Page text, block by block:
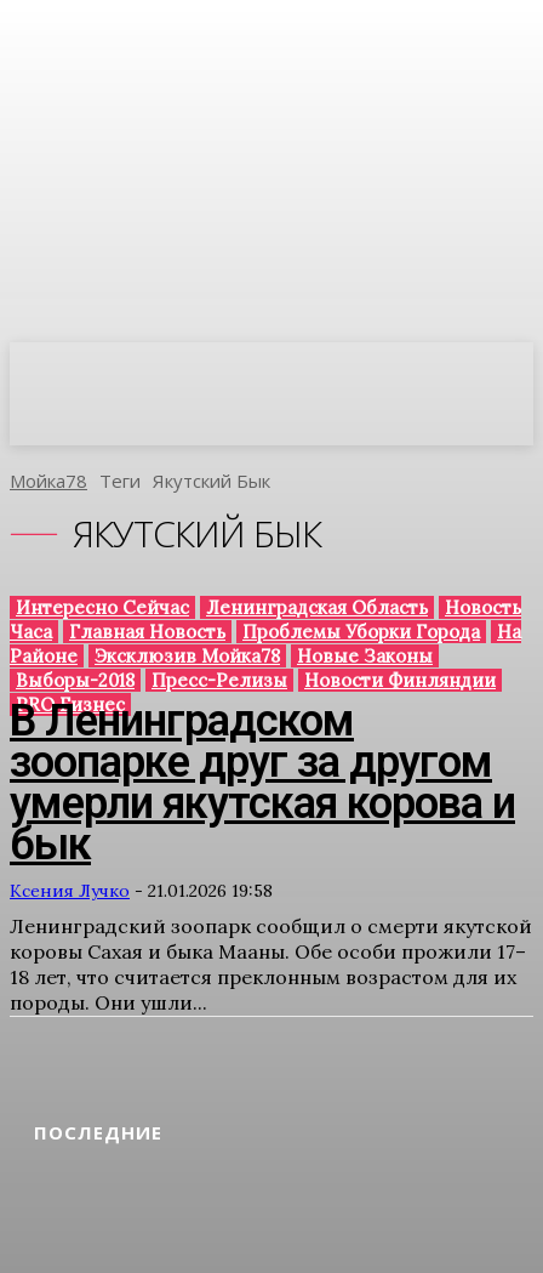
ПОСЛЕДНИЕ
Мойка78 Теги Якутский Бык
ЯКУТСКИЙ БЫК
Интересно Сейчас Ленинградская Область
Новость
Часа
Главная Новость Проблемы Уборки Города
На
Районе
Эксклюзив Мойка78
Новые Законы
Выборы-2018
Пресс-Релизы
Новости Финляндии
PRO Бизнес
В Ленинградском
зоопарке друг за другом
умерли якутская корова и
бык
Ксения Лучко - 21.01.2026 19:58
Ленинградский зоопарк сообщил о смерти якутской
коровы Сахая и быка Мааны. Обе особи прожили 17–
18 лет, что считается преклонным возрастом для их
породы. Они ушли...